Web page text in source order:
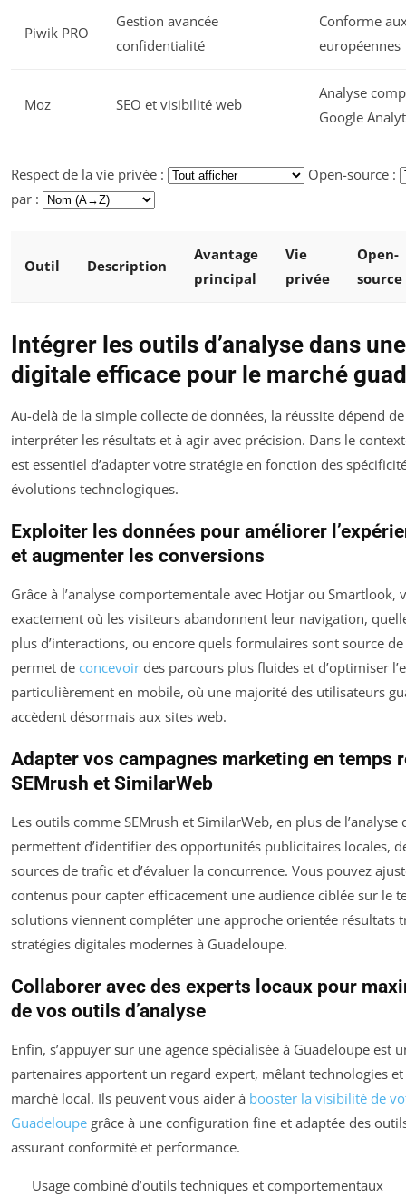
Piwik PRO
Gestion avancée
confidentialité
Conforme
européennes
Moz SEO et visibilité web
Analyse
Google
Respect de la vie privée :
Open-source :
par :
Outil Description
Avantage
principal
Vie
privée
Open-
source
Intégrer les outils d’analyse dans
digitale efficace pour le marché
Au-delà de la simple collecte de données, la réussite dépend
interpréter les résultats et à agir avec précision. Dans le
est essentiel d’adapter votre stratégie en fonction des
évolutions technologiques.
Exploiter les données pour améliorer
et augmenter les conversions
Grâce à l’analyse comportementale avec Hotjar ou Smartlook,
exactement où les visiteurs abandonnent leur navigation,
plus d’interactions, ou encore quels formulaires sont source
permet de concevoir des parcours plus fluides et d’optimiser
particulièrement en mobile, où une majorité des utilisateurs
accèdent désormais aux sites web.
Adapter vos campagnes marketing en temps
SEMrush et SimilarWeb
Les outils comme SEMrush et SimilarWeb, en plus de l’analyse
permettent d’identifier des opportunités publicitaires locales,
sources de trafic et d’évaluer la concurrence. Vous pouvez
contenus pour capter efficacement une audience ciblée sur le
solutions viennent compléter une approche orientée résultats
stratégies digitales modernes à Guadeloupe.
Collaborer avec des experts locaux pour
de vos outils d’analyse
Enfin, s’appuyer sur une agence spécialisée à Guadeloupe est
partenaires apportent un regard expert, mêlant technologies
marché local. Ils peuvent vous aider à booster la visibilité de
Guadeloupe grâce à une configuration fine et adaptée des
assurant conformité et performance.
Usage combiné d’outils techniques et comportementaux